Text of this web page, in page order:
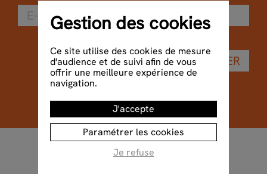
VALIDER
Gestion des cookies
Ce site utilise des cookies de mesure
d'audience et de suivi afin de vous
offrir une meilleure expérience de
navigation.
J'accepte
Paramétrer les cookies
Je refuse